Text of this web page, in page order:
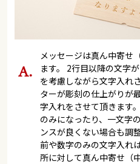
メッセージは真ん中寄せ
ます。 2行目以降の文字
を考慮しながら文字入れ
ターが彫刻の仕上がりが
字入れをさせて頂きます
のみになったり、一文字
ンスが良くない場合も調
前や数字のみの文字入れ
所に対して真ん中寄せ（